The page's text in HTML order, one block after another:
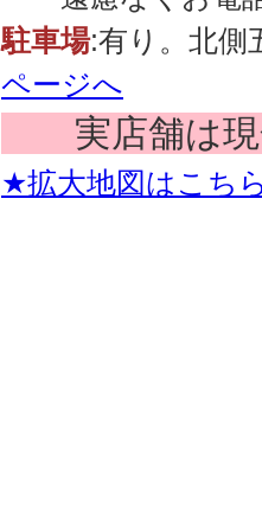
駐車場:有り。北
ページへ
実店舗は現
★拡大地図はこち